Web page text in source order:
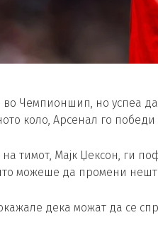
во Чемпионшип, но успеа
коло, Арсенал го победи
тимот, Мајк Џексон, ги
можеше да промени
дека можат да се